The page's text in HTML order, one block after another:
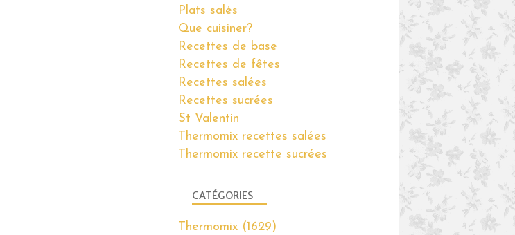
Plats salés
Que cuisiner?
Recettes de base
Recettes de fêtes
Recettes salées
Recettes sucrées
St Valentin
Thermomix recettes salées
Thermomix recette sucrées
CATÉGORIES
Thermomix (1629)